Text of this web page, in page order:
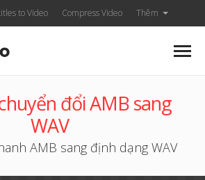
to Video Compress Video Thêm
đổi AMB sang
WAV
AMB sang định dạng WAV